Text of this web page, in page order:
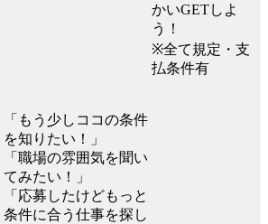
かいGETしよ
う！
※全て規定・支
払条件有
「もう少しココの条件
を知りたい！」
「職場の雰囲気を聞い
てみたい！」
「応募したけどもっと
条件に合う仕事を探し